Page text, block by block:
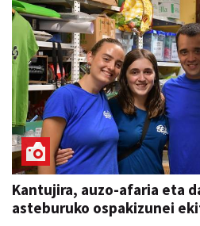
Kantujira, auzo-afaria eta
asteburuko ospakizunei
SAN ESTEBAN JAIAK GOIBURUN
ANDOAIN